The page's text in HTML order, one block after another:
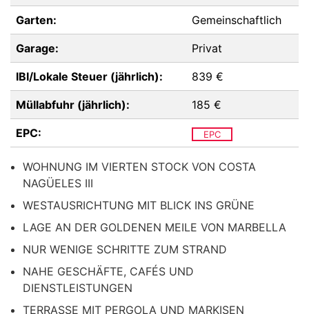
Garten: Gemeinschaftlich
Garage: Privat
IBI/Lokale Steuer (jährlich): 839 €
Müllabfuhr (jährlich): 185 €
EPC: EPC
WOHNUNG IM VIERTEN STOCK VON COSTA
NAGÜELES III
WESTAUSRICHTUNG MIT BLICK INS GRÜNE
LAGE AN DER GOLDENEN MEILE VON MARBELLA
NUR WENIGE SCHRITTE ZUM STRAND
NAHE GESCHÄFTE, CAFÉS UND
DIENSTLEISTUNGEN
TERRASSE MIT PERGOLA UND MARKISEN